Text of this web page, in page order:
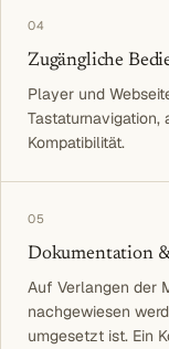
04
Zugängliche
Player und
Tastaturnavigation,
Kompatibilität.
05
Dokumentation
Auf Verlangen der
nachgewiesen
umgesetzt ist. Ein